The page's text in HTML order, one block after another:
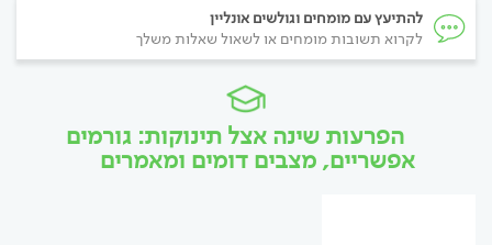
להתיעץ עם מומחים וגולשים אונליין
לקרוא תשובות מומחים או לשאול שאלות משלך
הפרעות שינה אצל תינוקות: גורמים
אפשריים, מצבים דומים ומאמרים